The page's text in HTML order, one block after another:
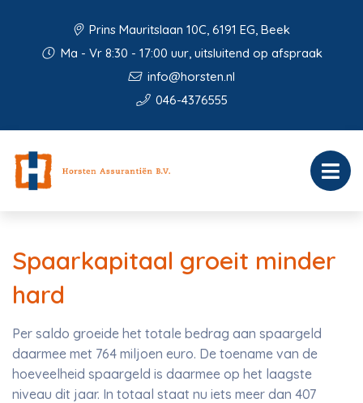
Prins Mauritslaan 10C, 6191 EG, Beek
Ma - Vr 8:30 - 17:00 uur, uitsluitend op afspraak
info@horsten.nl
046-4376555
Spaarkapitaal groeit minder
hard
Per saldo groeide het totale bedrag aan spaargeld
daarmee met 764 miljoen euro. De toename van de
hoeveelheid spaargeld is daarmee op het laagste
niveau dit jaar. In totaal staat nu iets meer dan 407